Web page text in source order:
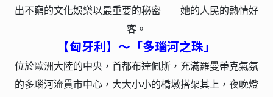
出不窮的文化娛樂以最重要的秘密——她的人民的熱情好
客。
【匈牙利】～「多瑙河之珠」
位於歐洲大陸的中央，首都布達佩斯，充滿羅曼蒂克氣氛
的多瑙河流貫市中心，大大小小的橋墩搭架其上，夜晚燈